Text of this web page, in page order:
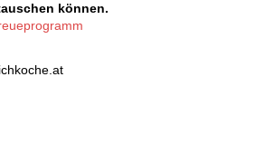
können.